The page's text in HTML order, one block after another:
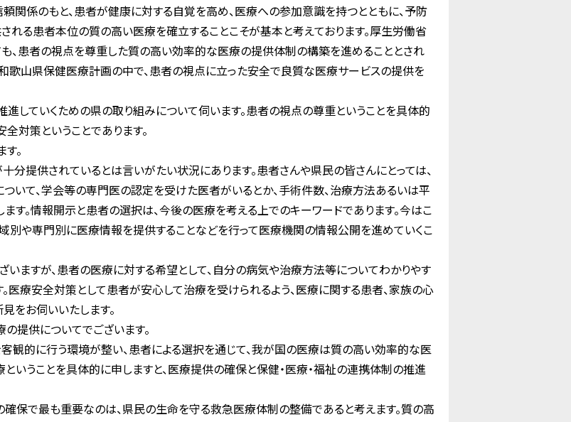
関係のもと、患者が健康に対する自覚を高め、医療への参加意識を持つとともに、予防
れる患者本位の質の高い医療を確立することこそが基本と考えております。厚生労働省
、患者の視点を尊重した質の高い効率的な医療の提供体制の構築を進めることとされ
歌山県保健医療計画の中で、患者の視点に立った安全で良質な医療サービスの提供を
していくための県の取り組みについて伺います。患者の視点の尊重ということを具体的
対策ということであります。
。
提供されているとは言いがたい状況にあります。患者さんや県民の皆さんにとっては、
いて、学会等の専門医の認定を受けた医者がいるとか、手術件数、治療方法あるいは平
。情報開示と患者の選択は、今後の医療を考える上でのキーワードであります。今はこ
別や専門別に医療情報を提供することなどを行って医療機関の情報公開を進めていくこ
ますが、患者の医療に対する希望として、自分の病気や治療方法等についてわかりやす
医療安全対策として患者が安心して治療を受けられるよう、医療に関する患者、家族の心
をお伺いいたします。
提供についてでございます。
観的に行う環境が整い、患者による選択を通じて、我が国の医療は質の高い効率的な医
いうことを具体的に申しますと、医療提供の確保と保健・医療・福祉の連携体制の推進
保で最も重要なのは、県民の生命を守る救急医療体制の整備であると考えます。質の高